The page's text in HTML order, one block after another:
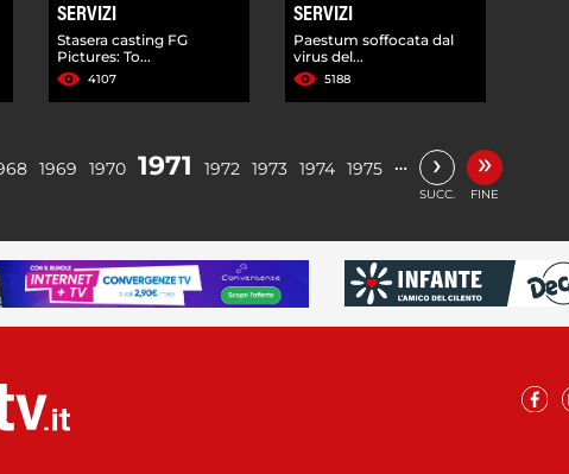
SERVIZI
Stasera casting FG
Pictures: To...
4107
SERVIZI
Paestum soffocata dal
virus del...
5188
1969 1970 1971 1972 1973 1974 1975 … ›
SUCC.
»
FINE